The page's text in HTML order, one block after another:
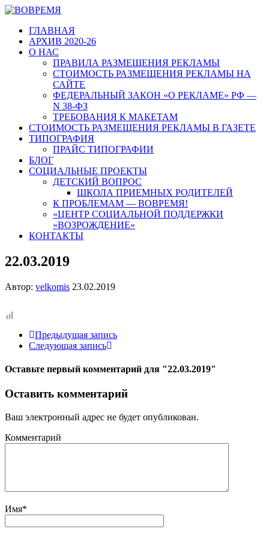
ГЛАВНАЯ
АРХИВ 2020-26
О НАС
ПРАВИЛА РАЗМЕЩЕНИЯ РЕКЛАМЫ
СТОИМОСТЬ РАЗМЕЩЕНИЯ РЕКЛАМЫ НА
САЙТЕ
ФЕДЕРАЛЬНЫЙ ЗАКОН «О РЕКЛАМЕ» РФ —
N 38-ФЗ
ТРЕБОВАНИЯ К МАКЕТАМ
СТОИМОСТЬ РАЗМЕЩЕНИЯ РЕКЛАМЫ В ГАЗЕТЕ
ТИПОГРАФИЯ
ПРАЙС ТИПОГРАФИИ
БЛОГ
СОЦИАЛЬНЫЕ ПРОЕКТЫ
ДЕТСКИЙ ВОПРОС
ШКОЛА ПРИЕМНЫХ РОДИТЕЛЕЙ
К ПРОБЛЕМАМ — ВОВРЕМЯ!
«ЦЕНТР СОЦИАЛЬНОЙ ПОДДЕРЖКИ
«ВОЗРОЖДЕНИЕ»
КОНТАКТЫ
22.03.2019
Автор: velkomis 23.02.2019
Предыдущая запись
Следующая запись
Оставьте первый комментарий для "22.03.2019"
Оставить комментарий
Ваш электронный адрес не будет опубликован.
Комментарий
Имя*